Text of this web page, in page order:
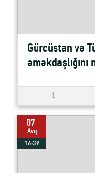
Gürcüstan və
əməkdaşlığını
1
07
Avq
16:39